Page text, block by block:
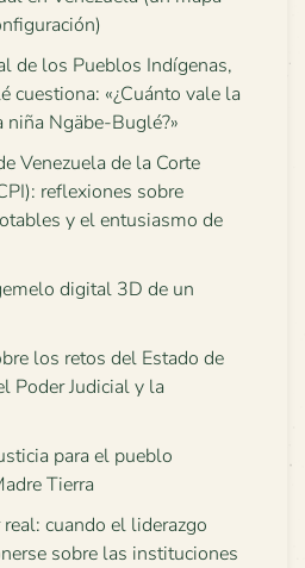
de los Pueblos Indígenas,
cuestiona: «¿Cuánto vale la
Ngäbe-Buglé?»
Venezuela de la Corte
reflexiones sobre
y el entusiasmo de
digital 3D de un
los retos del Estado de
Poder Judicial y la
para el pueblo
Tierra
cuando el liderazgo
sobre las instituciones